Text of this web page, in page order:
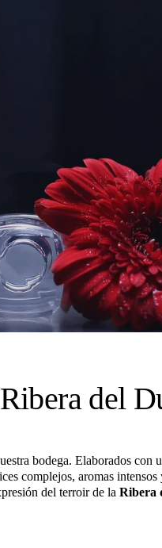
del
bodega. Elaborados
complejos, aromas
del terroir de la Ribera